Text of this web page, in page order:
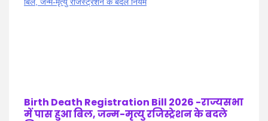
Birth Death Registration Bill 2026 -राज्यसभा
में पास हुआ बिल, जन्म-मृत्यु रजिस्ट्रेशन के बदले